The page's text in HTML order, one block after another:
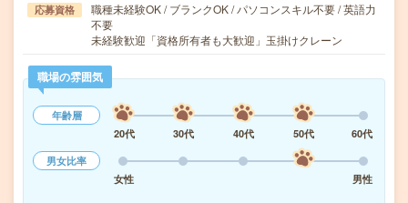
応募資格
職種未経験OK / ブランクOK / パソコンスキル不要 / 英語力
不要
未経験歓迎「資格所有者も大歓迎」玉掛けクレーン
職場の雰囲気
年齢層
20代
30代 40代 50代
60代
男女比率
女性
男性